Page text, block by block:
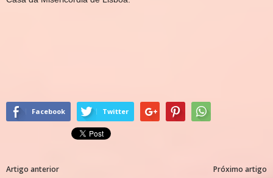
Facebook Twitter
Artigo anterior Próximo artigo